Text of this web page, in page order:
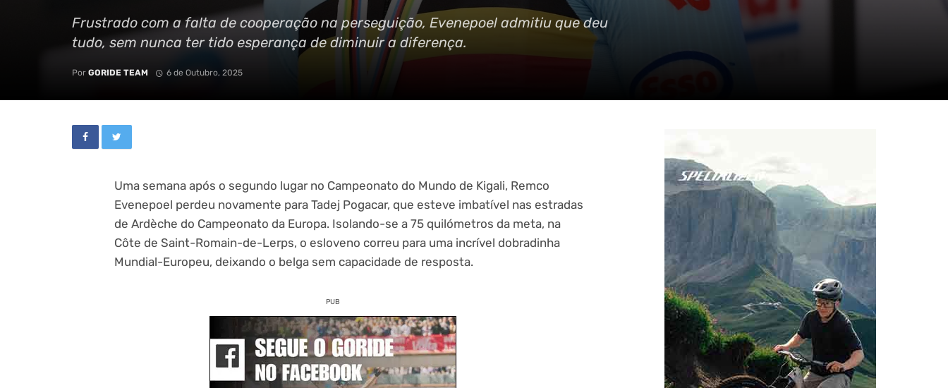
Frustrado com a falta de cooperação na perseguição, Evenepoel admitiu que deu
tudo, sem nunca ter tido esperança de diminuir a diferença.
Por GORIDE TEAM 6 de Outubro, 2025
Uma semana após o segundo lugar no Campeonato do Mundo de Kigali, Remco
Evenepoel perdeu novamente para Tadej Pogacar, que esteve imbatível nas estradas
de Ardèche do Campeonato da Europa. Isolando-se a 75 quilómetros da meta, na
Côte de Saint-Romain-de-Lerps, o esloveno correu para uma incrível dobradinha
Mundial-Europeu, deixando o belga sem capacidade de resposta.
PUB